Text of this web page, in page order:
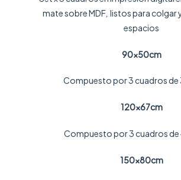
mate sobre MDF, listos para colgar
espacios
90x50cm
Compuesto por 3 cuadros
120x67cm
Compuesto por 3 cuadros
150x80cm